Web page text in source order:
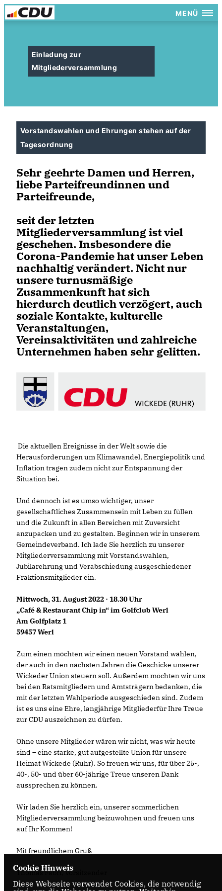
MENÜ
Einladung zur
Mitgliederversammlung
Vorstandswahlen und Ehrungen stehen auf der
Tagesordnung
Sehr geehrte Damen und Herren,
liebe Parteifreundinnen und
Parteifreunde,
seit der letzten
Mitgliederversammlung ist viel
geschehen. Insbesondere die
Corona-Pandemie hat unser Leben
nachhaltig verändert. Nicht nur
unsere turnusmäßige
Zusammenkunft hat sich
hierdurch deutlich verzögert, auch
soziale Kontakte, kulturelle
Veranstaltungen,
Vereinsaktivitäten und zahlreiche
Unternehmen haben sehr gelitten.
Die aktuellen Ereignisse in der Welt sowie die
Herausforderungen um Klimawandel, Energiepolitik und
Inflation tragen zudem nicht zur Entspannung der
Situation bei.
Und dennoch ist es umso wichtiger, unser
gesellschaftliches Zusammensein mit Leben zu füllen
und die Zukunft in allen Bereichen mit Zuversicht
anzupacken und zu gestalten. Beginnen wir in unserem
Gemeindeverband. Ich lade Sie herzlich zu unserer
Mitgliederversammlung mit Vorstandswahlen,
Jubilarehrung und Verabschiedung ausgeschiedener
Fraktionsmitglieder ein.
Mittwoch, 31. August 2022 · 18.30 Uhr
Café & Restaurant Chip in“ im Golfclub Werl
Am Golfplatz 1
59457 Werl
Zum einen möchten wir einen neuen Vorstand wählen,
der auch in den nächsten Jahren die Geschicke unserer
Wickeder Union steuern soll. Außerdem möchten wir uns
bei den Ratsmitgliedern und Amtsträgern bedanken, die
mit der letzten Wahlperiode ausgeschieden sind. Zudem
ist es uns eine Ehre, langjährige Mitgliederfür Ihre Treue
zur CDU auszeichnen zu dürfen.
Ohne unsere Mitglieder wären wir nicht, was wir heute
sind – eine starke, gut aufgestellte Union für unsere
Heimat Wickede (Ruhr). So freuen wir uns, für über 25-,
40-, 50- und über 60-jährige Treue unseren Dank
aussprechen zu können.
Wir laden Sie herzlich ein, unserer sommerlichen
Mitgliederversammlung beizuwohnen und freuen uns
auf Ihr Kommen!
Mit freundlichem Gruß
Thomas Fabri, Vorsitzender
Cookie Hinweis
Diese Webseite verwendet Cookies, die notwendig